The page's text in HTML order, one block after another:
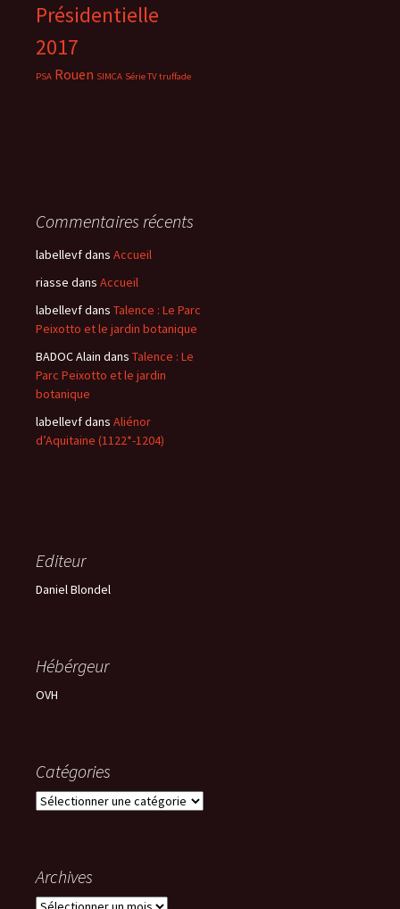
Présidentielle
2017
PSA Rouen SIMCA Série TV truffade
Commentaires récents
labellevfdans Accueil
riasse dans Accueil
labellevfdans Talence : Le Parc
Peixotto et le jardin botanique
BADOC Alain dans Talence : Le
Parc Peixotto et le jardin
botanique
labellevfdans Aliénor
d’Aquitaine (1122*-1204)
Editeur
Daniel Blondel
Hébérgeur
OVH
Catégories
Catégories
Archives
Archives